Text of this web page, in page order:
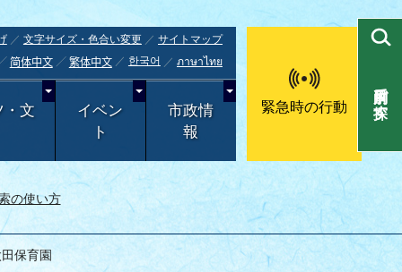
文字サイズ・色合い変更
サイトマップ
简体中文
繁体中文 한국어 ภาษาไทย
・文
イベン
ト
市政情
報
緊急時の行動
の使い方
目的別で探す
保育園